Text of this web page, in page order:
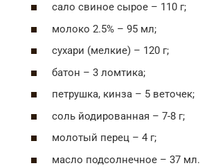
сало свиное сырое – 110 г;
молоко 2.5% – 95 мл;
сухари (мелкие) – 120 г;
батон – 3 ломтика;
петрушка, кинза – 5 веточек;
соль йодированная – 7-8 г;
молотый перец – 4 г;
масло подсолнечное – 37 мл.